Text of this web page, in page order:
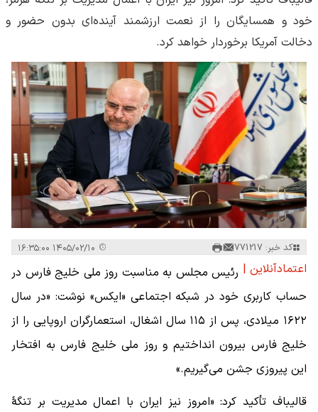
خود و همسایگان را از نعمت ارزشمند آینده‌ای بدون حضور و
دخالت آمریکا برخوردار خواهد کرد.
کد خبر: 771217
اعتمادآنلاین | رئیس مجلس به مناسبت روز ملی خلیج فارس در
حساب کاربری خود در شبکه اجتماعی «ایکس» نوشت: «در سال
۱۶۲۲ میلادی، پس از ۱۱۵ سال اشغال، استعمارگران اروپایی را از
خلیج فارس بیرون انداختیم و روز ملی خلیج فارس به افتخار
این پیروزی جشن می‌گیریم.»
قالیباف تأکید کرد: «امروز نیز ایران با اعمال مدیریت بر تنگهٔ